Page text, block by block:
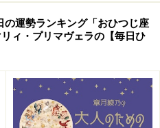
日～8月22日生まれ）
」
運勢ランキング「おひつじ座
ィ・プリマヴェラの【毎日ひ